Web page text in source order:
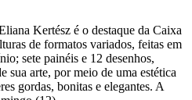
Kertész é o destaque da Caixa
de formatos variados, feitas em
sete painéis e 12 desenhos,
sua arte, por meio de uma estética
gordas, bonitas e elegantes. A